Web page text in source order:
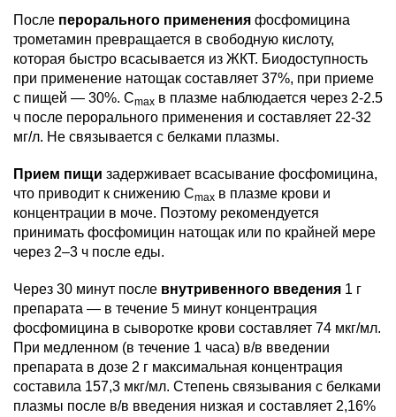
После перорального применения фосфомицина
трометамин превращается в свободную кислоту,
которая быстро всасывается из ЖКТ. Биодоступность
при применение натощак составляет 37%, при приеме
с пищей — 30%. Cmax в плазме наблюдается через 2-2.5
ч после перорального применения и составляет 22-32
мг/л. Не связывается с белками плазмы.
Прием пищи задерживает всасывание фосфомицина,
что приводит к снижению Cmax в плазме крови и
концентрации в моче. Поэтому рекомендуется
принимать фосфомицин натощак или по крайней мере
через 2–3 ч после еды.
Через 30 минут после внутривенного введения 1 г
препарата — в течение 5 минут концентрация
фосфомицина в сыворотке крови составляет 74 мкг/мл.
При медленном (в течение 1 часа) в/в введении
препарата в дозе 2 г максимальная концентрация
составила 157,3 мкг/мл. Степень связывания с белками
плазмы после в/в введения низкая и составляет 2,16%